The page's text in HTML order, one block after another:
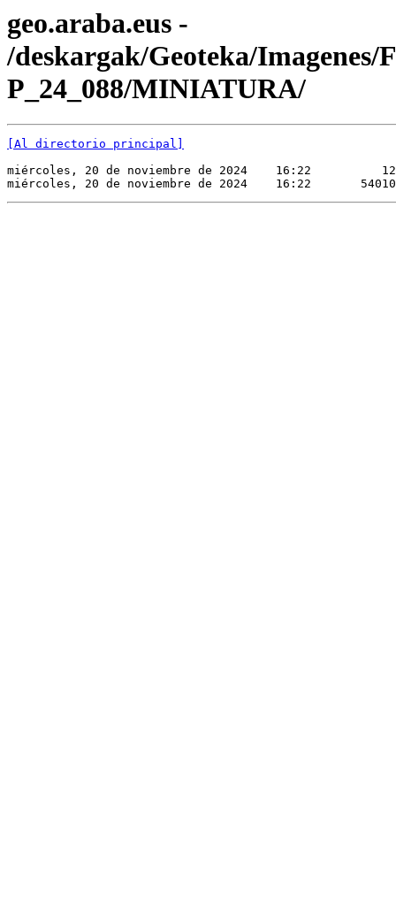
geo.araba.eus -
/deskargak/Geoteka/Imagenes/
P_24_088/MINIATURA/
[Al directorio principal]
miércoles, 20 de noviembre de 2024    16:22
miércoles, 20 de noviembre de 2024    16:22